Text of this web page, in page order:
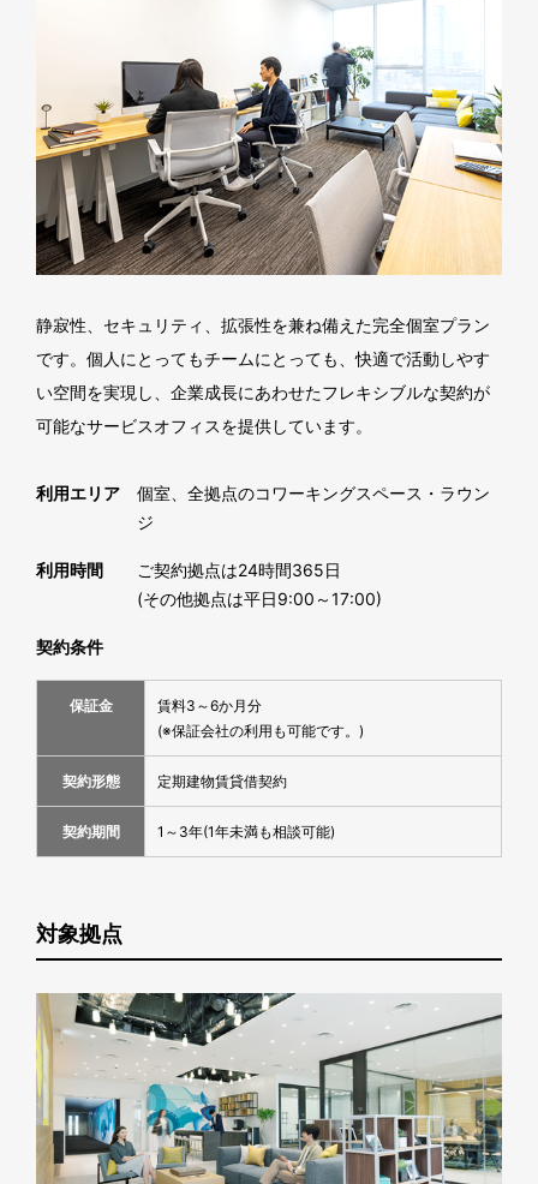
静寂性、セキュリティ、拡張性を兼ね備えた完全個室プラン
です。個人にとってもチームにとっても、快適で活動しやす
い空間を実現し、企業成長にあわせたフレキシブルな契約が
可能なサービスオフィスを提供しています。
利用エリア
個室、全拠点のコワーキングスペース・ラウン
ジ
利用時間
ご契約拠点は24時間365日
(その他拠点は平日9:00～17:00)
契約条件
保証金
賃料3～6か月分
(※保証会社の利用も可能です。)
契約形態 定期建物賃貸借契約
契約期間 1～3年(1年未満も相談可能)
対象拠点